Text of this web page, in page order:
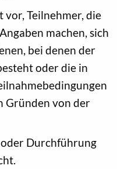
vor, Teilnehmer, die
machen, sich
bei denen der
oder die in
Gründen von der
oder Durchführung